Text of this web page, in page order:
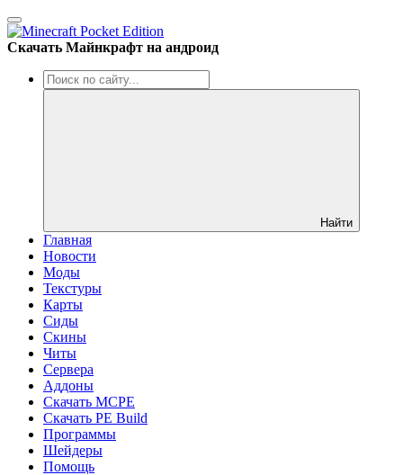
Скачать Майнкрафт на андроид
Найти
Главная
Новости
Моды
Текстуры
Карты
Сиды
Cкины
Читы
Сервера
Аддоны
Скачать MCPE
Скачать PE Build
Программы
Шейдеры
Помощь